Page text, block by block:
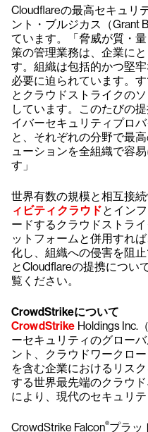
Cloudflareの最高セキュリ
ント・ブルジカス（Grant
ています。「脅威が質・
策の管理業務は、企業に
す。組織は包括的かつ堅
必要に迫られています。
とクラウドストライクの
しています。このたびの
イバーセキュリティプロ
と、それぞれの分野で最
ューションを全組織で容
す」
世界有数の規模と相互接
ィビティクラウドとイン
ードするクラウドストラ
ットフォームと併用すれ
化し、組織への侵害を阻
とCloudflareの提携につい
覧ください。
CrowdStrikeについて
CrowdStrike Holdings Inc.
ーセキュリティのグロー
ント、クラウドワークロ
を含む企業におけるリス
する世界最先端のクラウ
により、現代のセキュリ
CrowdStrike Falcon®プラッ